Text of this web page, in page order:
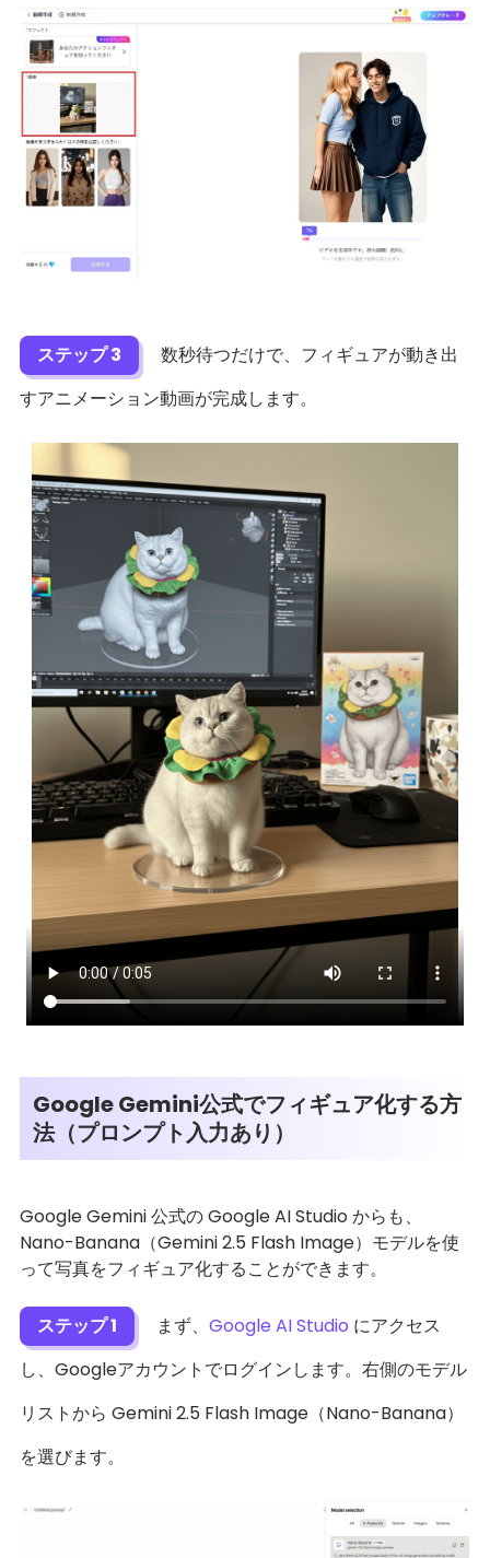
ステップ 3
数秒待つだけで、フィギュアが動き出
すアニメーション動画が完成します。
Google Gemini公式でフィギュア化する方
法（プロンプト入力あり）
Google Gemini 公式の Google AI Studio からも、
Nano-Banana（Gemini 2.5 Flash Image）モデルを使
って写真をフィギュア化することができます。
ステップ 1 まず、 Google AI Studio にアクセス
し、Googleアカウントでログインします。右側のモデル
リストから Gemini 2.5 Flash Image（Nano-Banana）
を選びます。